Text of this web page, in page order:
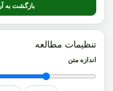
بازگشت به
تنظیمات مطالعه
اندازه متن